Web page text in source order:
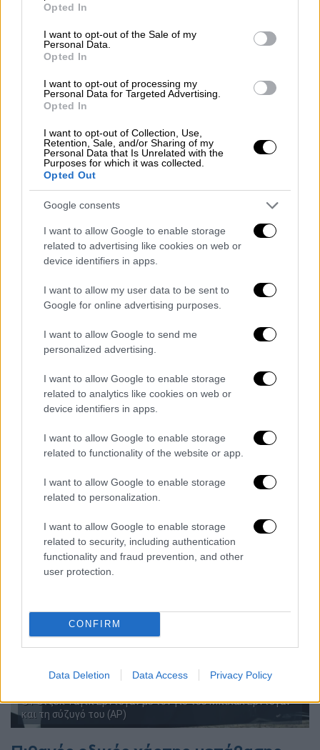
use your data for below specified purposes in below Google
consent section.
Opted In
I want to opt-out of the Sale of my
Personal Data.
Opted In
I want to opt-out of processing my
Personal Data for Targeted Advertising.
Opted In
I want to opt-out of Collection, Use,
Retention, Sale, and/or Sharing of my
Personal Data that Is Unrelated with the
Purposes for which it was collected.
Opted Out
Google consents
I want to allow Google to enable storage
related to advertising like cookies on web or
device identifiers in apps.
I want to allow my user data to be sent to
Google for online advertising purposes.
I want to allow Google to send me
personalized advertising.
I want to allow Google to enable storage
related to analytics like cookies on web or
device identifiers in apps.
I want to allow Google to enable storage
related to functionality of the website or app.
I want to allow Google to enable storage
related to personalization.
I want to allow Google to enable storage
related to security, including authentication
functionality and fraud prevention, and other
user protection.
CONFIRM
Data Deletion Data Access Privacy Policy
Ο γιος του Ρετζέπ Ταγίπ Ερντογάν, Μπιλάλ Ερντογάν (ΑP)
Η δημόσια παρουσία του
Μπιλάλ χτίζεται προσεκτικά
Αν και βάσει του Συντάγματος ο Ερντογάν
διανύει τηντελευταία του θητεία έως το
, υπάρχουν επιλογές για την παράταση
της παραμονής του στην εξουσία, όπως οι
πρόωρες εκλογές ή η αλλαγή του
συνταγματικού πλαισίου
εντός του AKP εμφανίζεται θετικό σε μια
τέτοια προοπτική.
Στην εσωτερική σκηνή,βασικοί οικονομικοί
δείκτεςδείχνουν σημάδια βελτίωσης μετά
τις εκλογές του 2023. Παράλληλα, ο
σημαντικότερος πολιτικός του αντίπαλος,
δήμαρχος Κωνσταντινούπολης Εκρέμ
αντιμετωπίζοντας βαριές κατηγορίες,
δυνατότητα συμμετοχής του σε μελλοντικές
εκλογές.
O Ρετζέπ Ταγίπ Ερντογάν με τον γιο του Μπιλάλ Ερντογάν
και τη σύζυγό του (ΑP)